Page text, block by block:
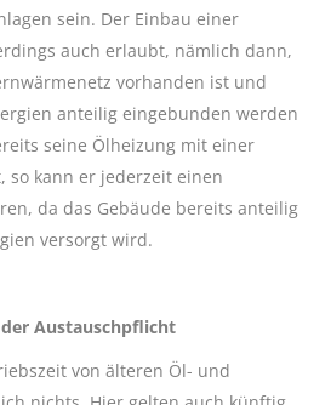
sein. Der Einbau einer
auch erlaubt, nämlich dann,
vorhanden ist und
anteilig eingebunden werden
seine Ölheizung mit einer
so kann er jederzeit einen
da das Gebäude bereits anteilig
versorgt wird.
Austauschpflicht
von älteren Öl- und